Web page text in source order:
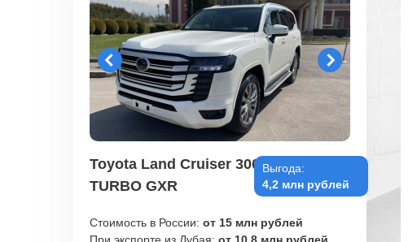
Toyota Land Cruiser 300
TURBO GXR
Стоимость в России: от 15 млн рублей
Выгода:
4,2 млн рублей